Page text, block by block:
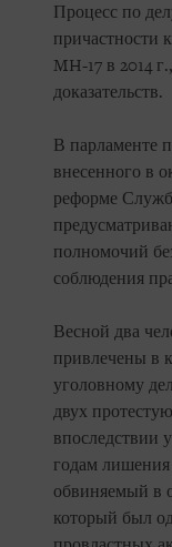
Процесс по
причастности
MH-17 в 2014
доказательств.
В парламенте
внесенного в
реформе
полномочий
соблюдения
Весной два
привлечены в
уголовному
двух
впоследствии
годам
обвиняемый в
который был